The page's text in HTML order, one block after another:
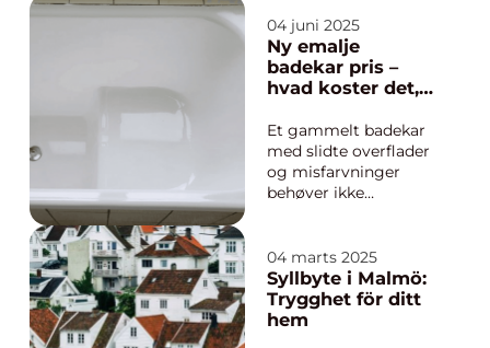
mange. Et
Brændetårn
repræsenterer både
en praktisk og effektiv
04 juni 2025
Ny emalje
badekar pris –
hvad koster det,
for pengene?
Et gammelt badekar
med slidte overflader
og misfarvninger
behøver ikke
vælger mange
boligejere i dag en
langt mere
økonomisk og
04 marts 2025
Syllbyte i Malmö:
Trygghet för ditt
hem